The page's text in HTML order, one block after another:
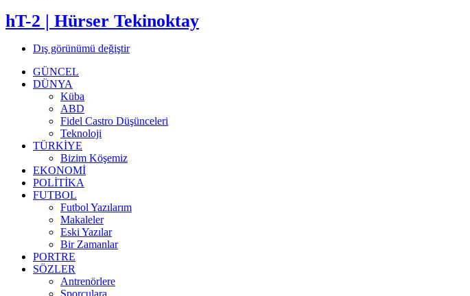
hT-2 | Hürser Tekinoktay
Dış görünümü değiştir
GÜNCEL
DÜNYA
Küba
ABD
Fidel Castro Düşünceleri
Teknoloji
TÜRKİYE
Bizim Köşemiz
EKONOMİ
POLİTİKA
FUTBOL
Futbol Yazılarım
Makaleler
Eski Yazılar
Bir Zamanlar
PORTRE
SÖZLER
Antrenörlere
Sporculara